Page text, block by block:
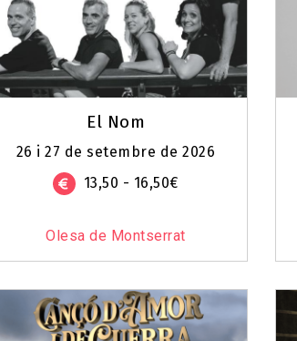
El Nom
26 i 27 de setembre de 2026
13,50 - 16,50€
Olesa de Montserrat